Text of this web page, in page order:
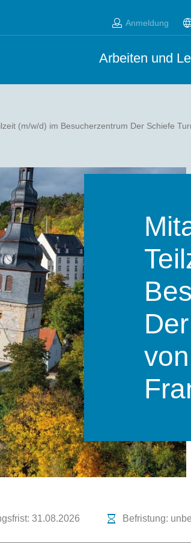
Anmeldung
Arbeiten und
(m/w/d) im Besucherzentrum Der Schiefe
31.08.2026 Befristung: